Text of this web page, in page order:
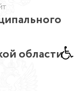
области